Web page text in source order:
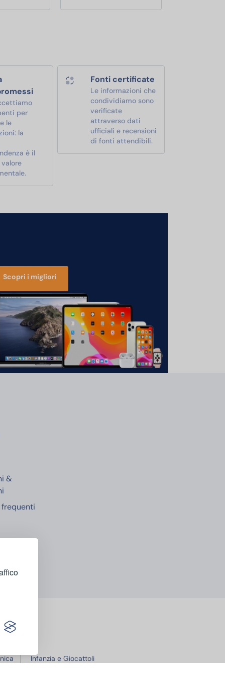
per
le
la
è il
Fonti certificate
Le informazioni che
condividiamo sono
verificate
attraverso dati
ufficiali e recensioni
di fonti attendibili.
Scopri i migliori
&
frequenti
Infanzia e Giocattoli